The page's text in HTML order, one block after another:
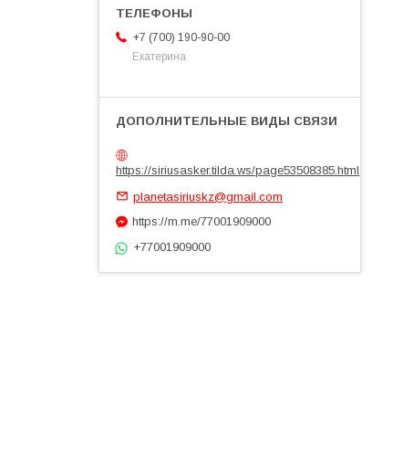
+7 (700) 190-90-00
Екатерина
https://siriusasker.tilda.ws/page53508385.html
planetasiriuskz@gmail.com
https://m.me/77001909000
+77001909000